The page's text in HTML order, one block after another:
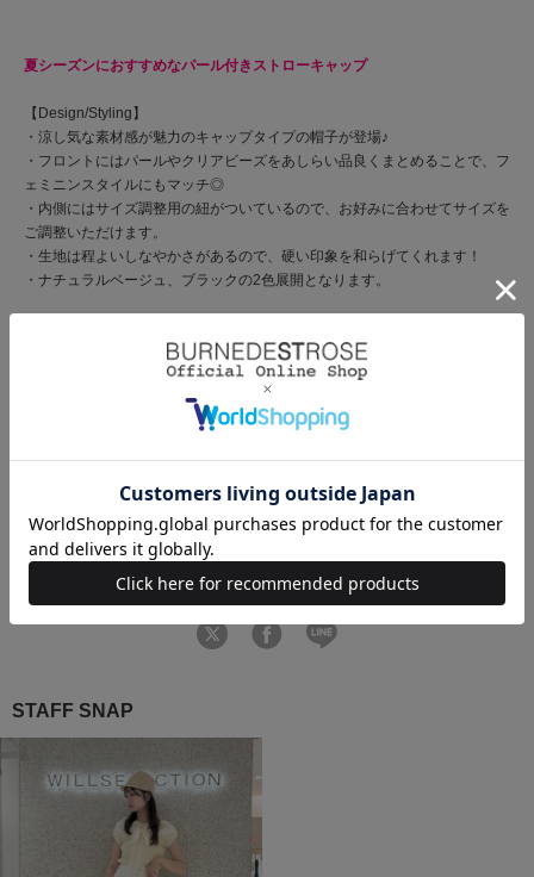
20082510900162 11 00
WILLSELECTION（ウィルセレクション）
サイズ サイズ ツバ 高さ 頭周り
STAFF SNAP
夏シーズンにおすすめなパール付きストローキャップ
【Design/Styling】
・涼し気な素材感が魅力のキャップタイプの帽子が登場♪
・フロントにはパールやクリアビーズをあしらい品良くまとめることで、フ
ェミニンスタイルにもマッチ◎
・内側にはサイズ調整用の紐がついているので、お好みに合わせてサイズを
ご調整いただけます。
・生地は程よいしなやかさがあるので、硬い印象を和らげてくれます！
・ナチュラルベージュ、ブラックの2色展開となります。